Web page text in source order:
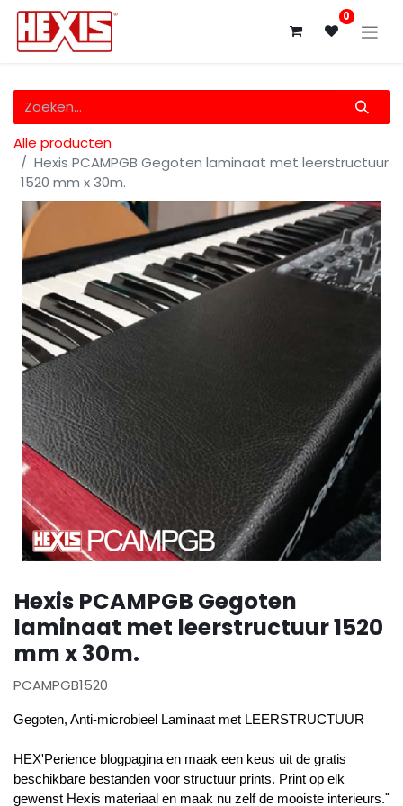
0
Alle producten
Hexis PCAMPGB Gegoten laminaat met leerstructuur
1520 mm x 30m.
Hexis PCAMPGB Gegoten
laminaat met leerstructuur 1520
mm x 30m.
PCAMPGB1520
Gegoten, Anti-microbieel Laminaat met LEERSTRUCTUUR
HEX'Perience blogpagina en maak een keus uit de gratis
beschikbare bestanden voor structuur prints. Print op elk
gewenst Hexis materiaal en maak nu zelf de mooiste interieurs."